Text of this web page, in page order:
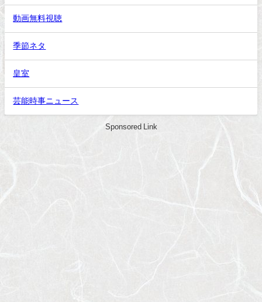
動画無料視聴
季節ネタ
皇室
芸能時事ニュース
Sponsored Link